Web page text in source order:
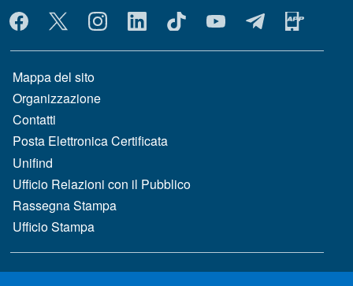
MENÙ SOCIAL
MENÙ FOOTER 1
Mappa del sito
Organizzazione
Contatti
Posta Elettronica Certificata
Unifind
Ufficio Relazioni con il Pubblico
Rassegna Stampa
Ufficio Stampa
MENÙ FOOTER 2